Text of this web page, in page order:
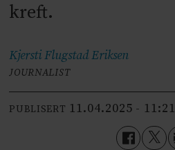
kreft.
Kjersti FlugstadEriksen
JOURNALIST
PUBLISERT 11.04.2025 - 11:21